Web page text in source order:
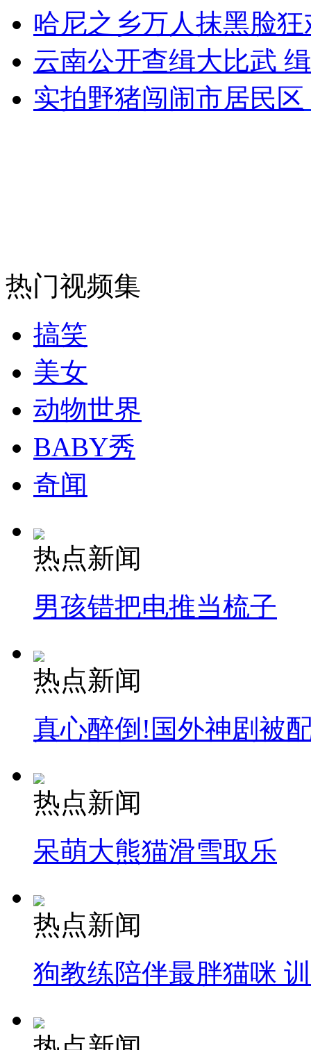
外交部：反对强权政治霸凌主义
外交部：有关国家言论片面不公正
消防员救轻生者 花炮节热闹非凡
司机酒驾遇交警 急速倒车逃窜
哈尼之乡万人抹黑脸狂
云南公开查缉大比武
实拍野猪闯闹市居民区
热门视频集
搞笑
美女
动物世界
BABY秀
奇闻
热点新闻
男孩错把电推当梳子
热点新闻
真心醉倒!国外神剧被
热点新闻
呆萌大熊猫滑雪取乐
热点新闻
狗教练陪伴最胖猫咪